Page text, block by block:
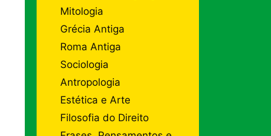
Mitologia
Grécia Antiga
Roma Antiga
Sociologia
Antropologia
Estética e Arte
Filosofia do Direito